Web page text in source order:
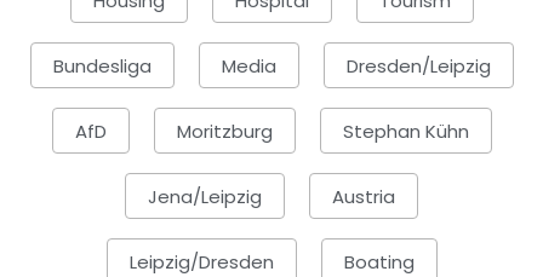
Bundesliga Media Dresden/Leipzig
AfD Moritzburg Stephan Kühn
Jena/Leipzig Austria
Leipzig/Dresden Boating